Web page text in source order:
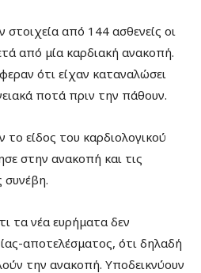
στοιχεία από 144 ασθενείς οι
από μία καρδιακή ανακοπή.
ότι είχαν καταναλώσει
ποτά πριν την πάθουν.
το είδος του καρδιολογικού
στην ανακοπή και τις
συνέβη.
τα νέα ευρήματα δεν
αποτελέσματος, ότι δηλαδή
την ανακοπή. Υποδεικνύουν